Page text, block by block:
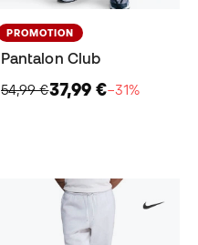
PROMOTION
Pantalon Club
54,99 €37,99 €−31%